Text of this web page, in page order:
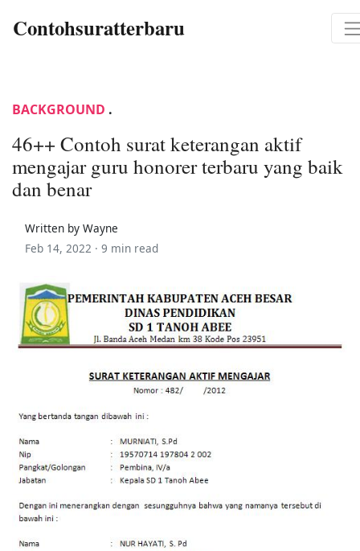
Contohsuratterbaru
BACKGROUND .
46++ Contoh surat keterangan aktif
mengajar guru honorer terbaru yang baik
dan benar
Written by Wayne
Feb 14, 2022 · 9 min read